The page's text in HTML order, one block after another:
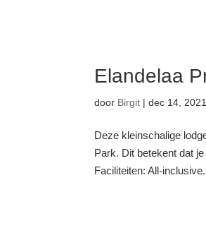
Elandelaa
door Birgit |dec 14, 2021
Deze kleinschalige
Park. Dit betekent dat
Faciliteiten: All-